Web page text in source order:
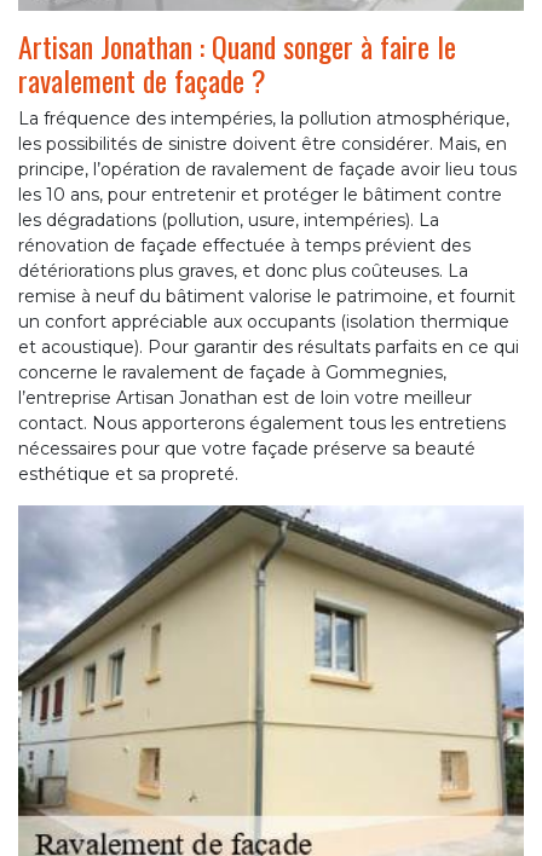
Artisan Jonathan : Quand songer à faire le
ravalement de façade ?
La fréquence des intempéries, la pollution atmosphérique,
les possibilités de sinistre doivent être considérer. Mais, en
principe, l’opération de ravalement de façade avoir lieu tous
les 10 ans, pour entretenir et protéger le bâtiment contre
les dégradations (pollution, usure, intempéries). La
rénovation de façade effectuée à temps prévient des
détériorations plus graves, et donc plus coûteuses. La
remise à neuf du bâtiment valorise le patrimoine, et fournit
un confort appréciable aux occupants (isolation thermique
et acoustique). Pour garantir des résultats parfaits en ce qui
concerne le ravalement de façade à Gommegnies,
l’entreprise Artisan Jonathan est de loin votre meilleur
contact. Nous apporterons également tous les entretiens
nécessaires pour que votre façade préserve sa beauté
esthétique et sa propreté.